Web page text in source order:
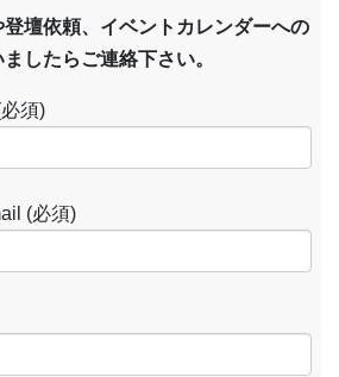
壇依頼、イベントカレンダーへの
したらご連絡下さい。
須)
(必須)